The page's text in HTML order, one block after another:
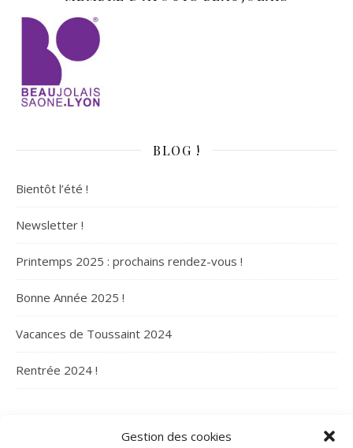
Gestion des cookies
BLOG !
Bientôt l’été !
Newsletter !
Printemps 2025 : prochains rendez-vous !
Bonne Année 2025 !
Vacances de Toussaint 2024
Rentrée 2024 !
ARCHIVES